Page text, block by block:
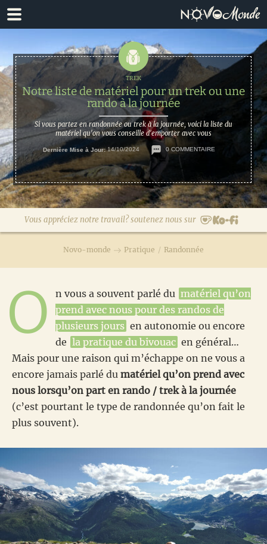
Passer
navigation
principale
Passer
au
principal
Vous appréciez notre travail? soutenez nous sur
Novo-monde Pratique / Randonnée
Notre liste de matériel pour un trek ou une
rando à la journée
Si vous partez en randonnée ou trek à la journée, voici la liste du
matériel qu'on vous conseille d'emporter avec vous
Dernière Mise à Jour: 14/10/2024 0 COMMENTAIRE
O n vous a souvent parlé du matériel qu’on
prend avec nous pour des randos de
plusieurs jours en autonomie ou encore
de la pratique du bivouac en général…
Mais pour une raison qui m’échappe on ne vous a
encore jamais parlé du matériel qu’on prend avec
nous lorsqu’on part en rando / trek à la journée
(c’est pourtant le type de randonnée qu’on fait le
plus souvent).